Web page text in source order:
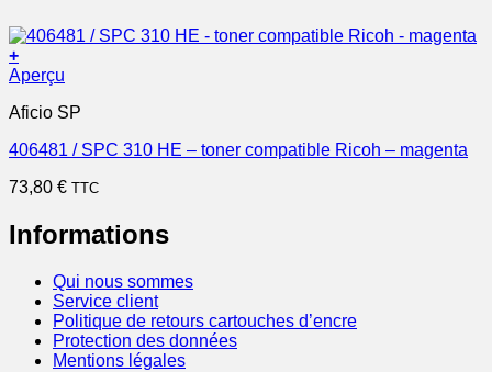
+
Aperçu
Aficio SP
406481 / SPC 310 HE – toner compatible Ricoh – magenta
73,80 € TTC
Informations
Qui nous sommes
Service client
Politique de retours cartouches d’encre
Protection des données
Mentions légales